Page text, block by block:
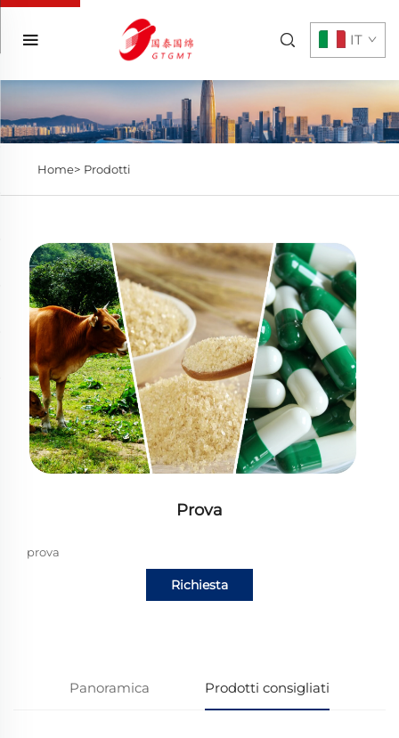
IT
Home> Prodotti
Prova
prova
Richiesta
Panoramica Prodotti consigliati